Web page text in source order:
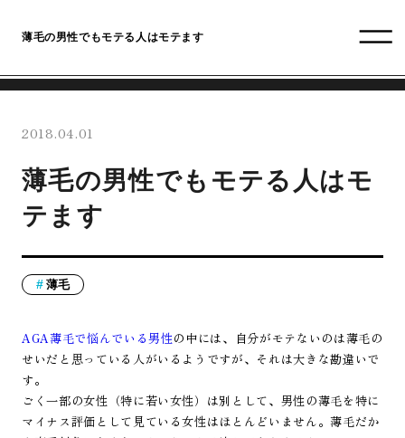
薄毛の男性でもモテる人はモテます
2018.04.01
薄毛の男性でもモテる人はモ
テます
薄毛
AGA薄毛で悩んでいる男性の中には、自分がモテないのは薄毛の
せいだと思っている人がいるようですが、それは大きな勘違いで
す。
ごく一部の女性（特に若い女性）は別として、男性の薄毛を特に
マイナス評価として見ている女性はほとんどいません。薄毛だか